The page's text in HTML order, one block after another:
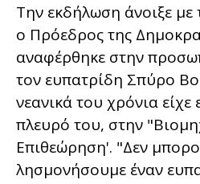
Την εκδήλωση άνοιξε με
ο Πρόεδρος της
αναφέρθηκε στην
τον ευπατρίδη Σπύρο
νεανικά του χρόνια είχε
πλευρό του, στην
Επιθεώρηση'. "Δεν
λησμονήσουμε έναν